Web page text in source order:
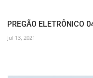
PREGÃO ELETRÔNICO
Jul 13, 2021